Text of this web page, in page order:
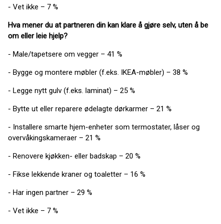
- Vet ikke – 7 %
Hva mener du at partneren din kan klare å gjøre selv, uten å be
om eller leie hjelp?
- Male/tapetsere om vegger – 41 %
- Bygge og montere møbler (f.eks. IKEA-møbler) – 38 %
- Legge nytt gulv (f.eks. laminat) – 25 %
- Bytte ut eller reparere ødelagte dørkarmer – 21 %
- Installere smarte hjem-enheter som termostater, låser og
overvåkingskameraer – 21 %
- Renovere kjøkken- eller badskap – 20 %
- Fikse lekkende kraner og toaletter – 16 %
- Har ingen partner – 29 %
- Vet ikke – 7 %